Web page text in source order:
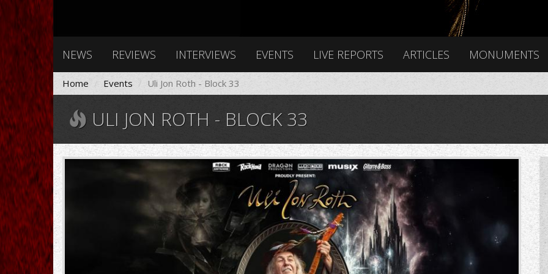
NEWS REVIEWS INTERVIEWS EVENTS LIVE REPORTS ARTICLES MONUMENTS
Home Events Uli Jon Roth - Block 33
ULI JON ROTH - BLOCK 33
UliJonRoth.jpg